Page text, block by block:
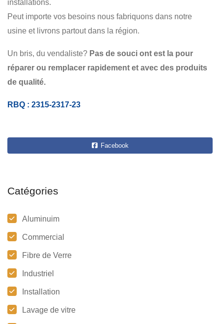
installations.
Peut importe vos besoins nous fabriquons dans notre
usine et livrons partout dans la région.
Un bris, du vendaliste? Pas de souci ont est la pour
réparer ou remplacer rapidement et avec des produits
de qualité.
RBQ : 2315-2317-23
Facebook
Catégories
Aluminuim
Commercial
Fibre de Verre
Industriel
Installation
Lavage de vitre